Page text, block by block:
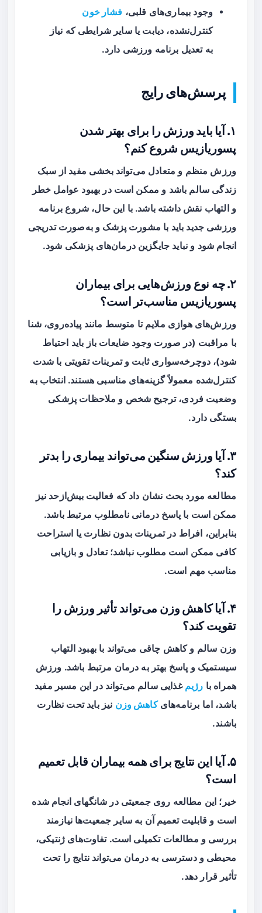
وجود بیماری‌های قلبی، فشار خون
کنترل‌نشده، دیابت یا سایر شرایطی که نیاز
به تعدیل برنامه ورزشی دارد.
پرسش‌های رایج
۱. آیا باید ورزش را برای بهتر شدن
پسوریازیس شروع کنم؟
ورزش منظم و متعادل می‌تواند بخشی مفید از سبک
زندگی سالم باشد و ممکن است در بهبود عوامل خطر
و التهاب نقش داشته باشد. با این حال، شروع برنامه
ورزشی جدید باید با مشورت پزشک و به‌صورت تدریجی
انجام شود و نباید جایگزین درمان‌های پزشکی شود.
۲. چه نوع ورزش‌هایی برای بیماران
پسوریازیس مناسب‌تر است؟
ورزش‌های هوازی ملایم تا متوسط مانند پیاده‌روی، شنا
با مراقبت (در صورت وجود ضایعات باز باید احتیاط
شود)، دوچرخه‌سواری ثابت و تمرینات تقویتی با شدت
کنترل‌شده معمولاً گزینه‌های مناسبی هستند. انتخاب به
وضعیت فردی، ترجیح شخص و ملاحظات پزشکی
بستگی دارد.
۳. آیا ورزش سنگین می‌تواند بیماری را بدتر
کند؟
مطالعه مورد بحث نشان داد که فعالیت بیش‌ازحد نیز
ممکن است با پاسخ درمانی نامطلوب مرتبط باشد.
بنابراین، افراط در تمرینات بدون نظارت یا استراحت
کافی ممکن است مطلوب نباشد؛ تعادل و بازیابی
مناسب مهم است.
۴. آیا کاهش وزن می‌تواند تأثیر ورزش را
تقویت کند؟
وزن سالم و کاهش چاقی می‌تواند با بهبود التهاب
سیستمیک و پاسخ بهتر به درمان مرتبط باشد. ورزش
همراه با رژیم غذایی سالم می‌تواند در این مسیر مفید
باشد، اما برنامه‌هایکاهش وزن نیز باید تحت نظارت
باشند.
۵. آیا این نتایج برای همه بیماران قابل تعمیم
است؟
خیر؛ این مطالعه روی جمعیتی در شانگهای انجام شده
است و قابلیت تعمیم آن به سایر جمعیت‌ها نیازمند
بررسی و مطالعات تکمیلی است. تفاوت‌های ژنتیکی،
محیطی و دسترسی به درمان می‌تواند نتایج را تحت
تأثیر قرار دهد.